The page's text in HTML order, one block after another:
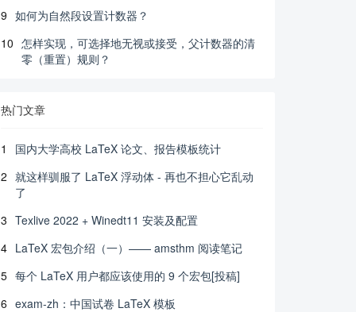
9 如何为自然段设置计数器？
10 怎样实现，可选择地无视或接受，父计数器的清
零（重置）规则？
热门文章
1
国内大学高校 LaTeX 论文、报告模板统计
2 就这样驯服了 LaTeX 浮动体 - 再也不担心它乱动
了
3 Texlive 2022 + Winedt11 安装及配置
4 LaTeX 宏包介绍（一）—— amsthm 阅读笔记
5 每个 LaTeX 用户都应该使用的 9 个宏包[投稿]
6 exam-zh：中国试卷 LaTeX 模板